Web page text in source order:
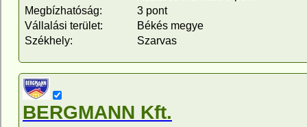
Megbízhatóság:
3 pont
Vállalási terület:
Békés megye
Székhely:
Szarvas
BERGMANN Kft.